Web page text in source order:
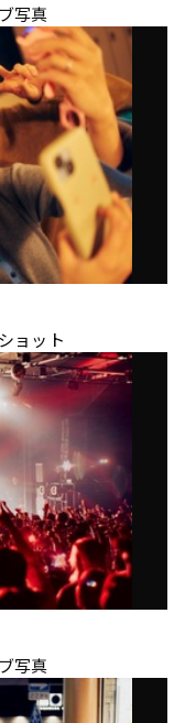
写真
ョット
写真